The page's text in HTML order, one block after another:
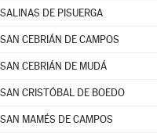
SALINAS DE PISUERGA
SAN CEBRIÁN DE CAMPOS
SAN CEBRIÁN DE MUDÁ
SAN CRISTÓBAL DE BOEDO
SAN MAMÉS DE CAMPOS